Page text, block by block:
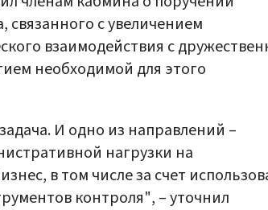
с увеличением
взаимодействия с
необходимой для этого
И одно из направлений –
нагрузки на
в том числе за счет
контроля", – уточнил